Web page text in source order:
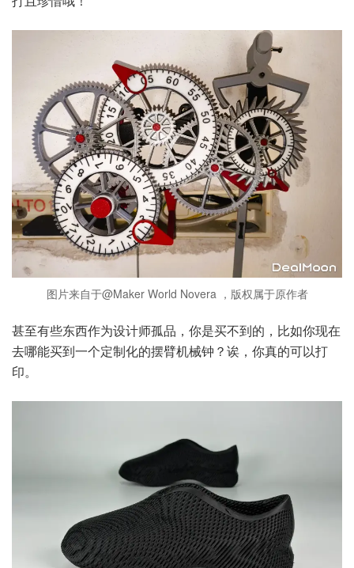
图片来自于@Maker World Novera ，版权属于原作者
甚至有些东西作为设计师孤品，你是买不到的，比如你现在
去哪能买到一个定制化的摆臂机械钟？诶，你真的可以打
印。